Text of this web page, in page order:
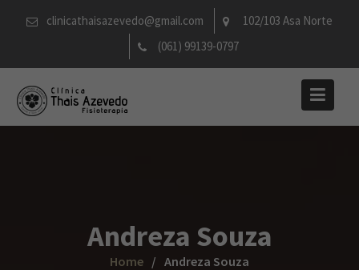
clinicathaisazevedo@gmail.com
102/103 Asa Norte
(061) 99139-0797
Andreza Souza
Home Andreza Souza